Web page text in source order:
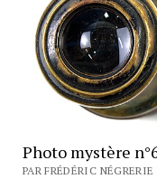
Photo mystère
PAR FRÉDÉRIC